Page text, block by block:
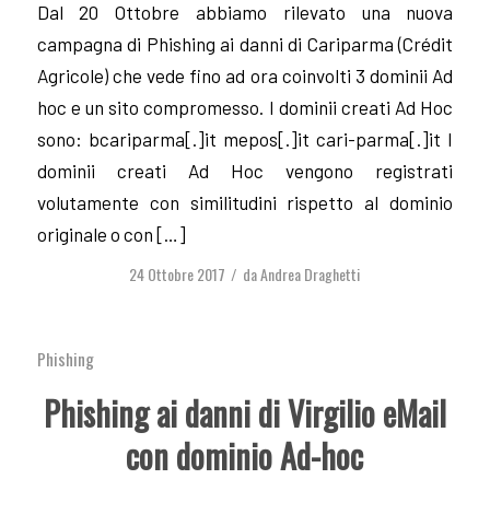
Dal 20 Ottobre abbiamo rilevato una nuova
campagna di Phishing ai danni di Cariparma (Crédit
Agricole) che vede fino ad ora coinvolti 3 dominii Ad
hoc e un sito compromesso. I dominii creati Ad Hoc
sono: bcariparma[.]it mepos[.]it cari-parma[.]it I
dominii creati Ad Hoc vengono registrati
volutamente con similitudini rispetto al dominio
originale o con […]
24 Ottobre 2017 / daAndrea Draghetti
Phishing
Phishing ai danni di Virgilio eMail
con dominio Ad-hoc